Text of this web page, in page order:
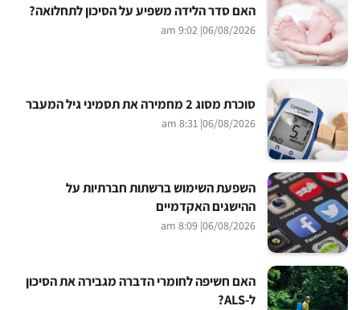
האם סדר הלידה משפיע על הסיכון לתחלואה?
06/08/2026
| 9:02 am
סוכרת מסוג 2 מחמירה את תסמיני גיל המעבר
06/08/2026
| 8:31 am
השפעת השימוש ברשתות חברתיות על
ההישגים האקדמיים
06/08/2026
| 8:09 am
האם חשיפה לחומרי הדברה מגבירה את הסיכון
ל-ALS?